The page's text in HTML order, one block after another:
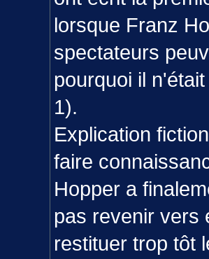
lorsque Franz
spectateurs
pourquoi il
1).
Explication
faire
Hopper a
pas revenir vers
restituer trop tôt